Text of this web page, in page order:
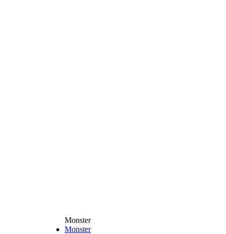
Monster
Monster